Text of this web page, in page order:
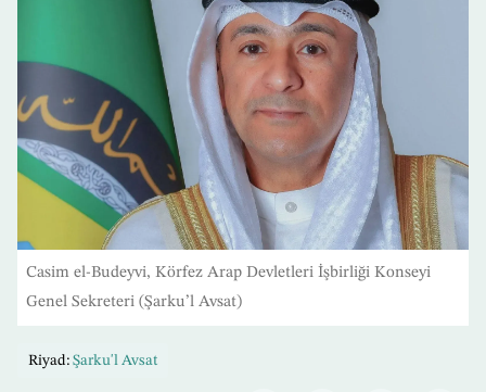
Casim el-Budeyvi, Körfez Arap Devletleri İşbirliği Konseyi
Genel Sekreteri (Şarku’l Avsat)
Riyad: Şarku'l Avsat